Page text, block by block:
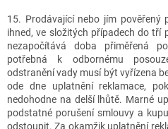
15. Prodávající nebo jím pověřený
ihned, ve složitých případech do tří
nezapočítává doba přiměřená
potřebná k odbornému
odstranění vady musí být vyřízena
ode dne uplatnění reklamace,
nedohodne na delší lhůtě. Marné
podstatné porušení smlouvy a
odstoupit. Za okamžik uplatnění